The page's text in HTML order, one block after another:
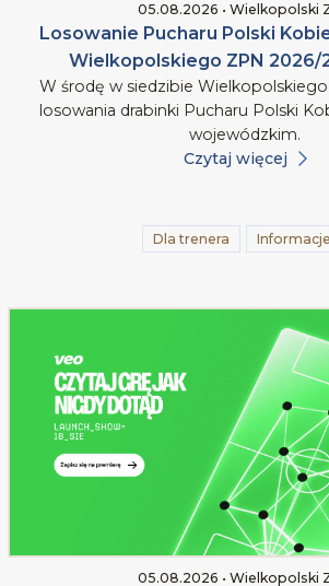
05.08.2026 • Wielkopolski
Losowanie Pucharu Polski
Wielkopolskiego ZPN 2026/
W środę w siedzibie
losowania drabinki Pucharu Polski
wojewódzkim.
Czytaj więcej
Dla trenera Informacje
05.08.2026 • Wielkopolski